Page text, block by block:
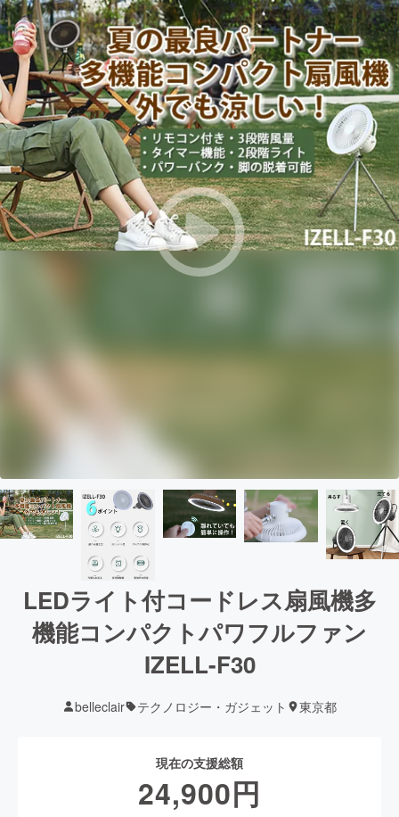
LEDライト付コードレス扇風機多
機能コンパクトパワフルファン
IZELL-F30
belleclair テクノロジー・ガジェット 東京都
現在の支援総額
24,900円